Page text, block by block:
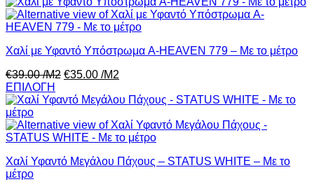
Χαλί με Υφαντό Υπόστρωμα A-HEAVEN 779 – Με το μέτρο
€39.00/Μ2 €35.00 /Μ2
ΕΠΙΛΟΓΗ
Χαλί Υφαντό Μεγάλου Πάχους – STATUS WHITE – Με το
μέτρο